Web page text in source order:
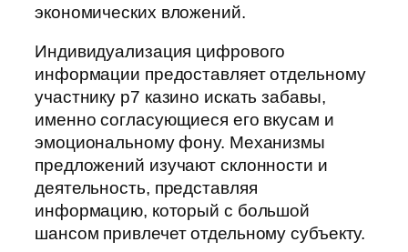
экономических вложений.
Индивидуализация цифрового
информации предоставляет отдельному
участнику р7 казино искать забавы,
именно согласующиеся его вкусам и
эмоциональному фону. Механизмы
предложений изучают склонности и
деятельность, представляя
информацию, который с большой
шансом привлечет отдельному субъекту.